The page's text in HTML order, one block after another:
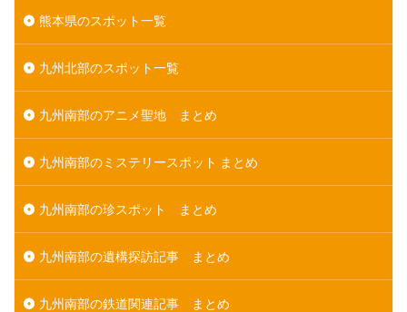
熊本県のスポット一覧
九州北部のスポット一覧
九州南部のアニメ聖地 まとめ
九州南部のミステリースポット まとめ
九州南部の珍スポット まとめ
九州南部の遺構探訪記事 まとめ
九州南部の鉄道関連記事 まとめ